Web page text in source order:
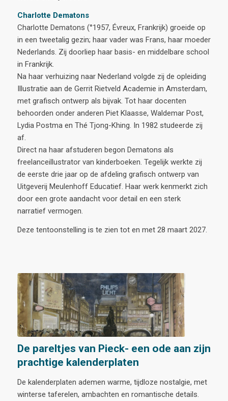
Charlotte Dematons
Charlotte Dematons (°1957, Évreux, Frankrijk) groeide op
in een tweetalig gezin; haar vader was Frans, haar moeder
Nederlands. Zij doorliep haar basis- en middelbare school
in Frankrijk.
Na haar verhuizing naar Nederland volgde zij de opleiding
Illustratie aan de Gerrit Rietveld Academie in Amsterdam,
met grafisch ontwerp als bijvak. Tot haar docenten
behoorden onder anderen Piet Klaasse, Waldemar Post,
Lydia Postma en Thé Tjong-Khing. In 1982 studeerde zij
af.
Direct na haar afstuderen begon Dematons als
freelanceillustrator van kinderboeken. Tegelijk werkte zij
de eerste drie jaar op de afdeling grafisch ontwerp van
Uitgeverij Meulenhoff Educatief. Haar werk kenmerkt zich
door een grote aandacht voor detail en een sterk
narratief vermogen.
Deze tentoonstelling is te zien tot en met 28 maart 2027.
De pareltjes van Pieck- een ode aan zijn
prachtige kalenderplaten
De kalenderplaten ademen warme, tijdloze nostalgie, met
winterse taferelen, ambachten en romantische details.